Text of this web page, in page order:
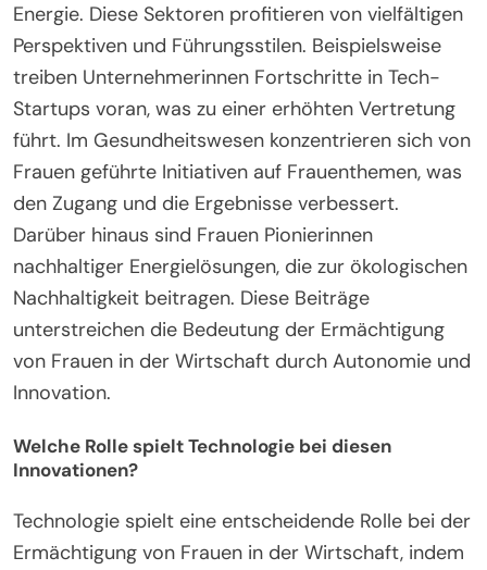
Energie. Diese Sektoren profitieren von vielfältigen
Perspektiven und Führungsstilen. Beispielsweise
treiben Unternehmerinnen Fortschritte in Tech-
Startups voran, was zu einer erhöhten Vertretung
führt. Im Gesundheitswesen konzentrieren sich von
Frauen geführte Initiativen auf Frauenthemen, was
den Zugang und die Ergebnisse verbessert.
Darüber hinaus sind Frauen Pionierinnen
nachhaltiger Energielösungen, die zur ökologischen
Nachhaltigkeit beitragen. Diese Beiträge
unterstreichen die Bedeutung der Ermächtigung
von Frauen in der Wirtschaft durch Autonomie und
Innovation.
Welche Rolle spielt Technologie bei diesen
Innovationen?
Technologie spielt eine entscheidende Rolle bei der
Ermächtigung von Frauen in der Wirtschaft, indem